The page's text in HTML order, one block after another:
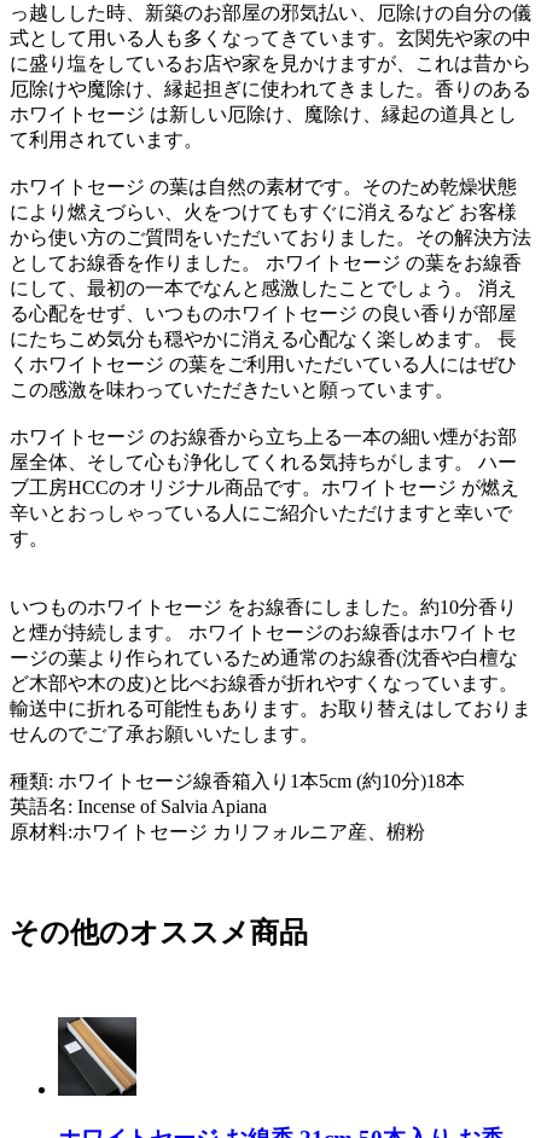
っ越しした時、新築のお部屋の邪気払い、厄除けの自分の儀
式として用いる人も多くなってきています。玄関先や家の中
に盛り塩をしているお店や家を見かけますが、これは昔から
厄除けや魔除け、縁起担ぎに使われてきました。香りのある
ホワイトセージ は新しい厄除け、魔除け、縁起の道具とし
て利用されています。
ホワイトセージ の葉は自然の素材です。そのため乾燥状態
により燃えづらい、火をつけてもすぐに消えるなど お客様
から使い方のご質問をいただいておりました。その解決方法
としてお線香を作りました。 ホワイトセージ の葉をお線香
にして、最初の一本でなんと感激したことでしょう。 消え
る心配をせず、いつものホワイトセージ の良い香りが部屋
にたちこめ気分も穏やかに消える心配なく楽しめます。 長
くホワイトセージ の葉をご利用いただいている人にはぜひ
この感激を味わっていただきたいと願っています。
ホワイトセージ のお線香から立ち上る一本の細い煙がお部
屋全体、そして心も浄化してくれる気持ちがします。 ハー
ブ工房HCCのオリジナル商品です。ホワイトセージ が燃え
辛いとおっしゃっている人にご紹介いただけますと幸いで
す。
いつものホワイトセージ をお線香にしました。約10分香り
と煙が持続します。 ホワイトセージのお線香はホワイトセ
ージの葉より作られているため通常のお線香(沈香や白檀な
ど木部や木の皮)と比べお線香が折れやすくなっています。
輸送中に折れる可能性もあります。お取り替えはしておりま
せんのでご了承お願いいたします。
種類: ホワイトセージ線香箱入り1本5cm (約10分)18本
英語名: Incense of Salvia Apiana
原材料:ホワイトセージ カリフォルニア産、椨粉
その他のオススメ商品